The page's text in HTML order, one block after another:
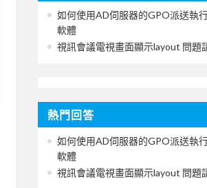
如何使用AD伺服器的GPO派送執
軟體
視訊會議電視畫面顯示layout 問題
熱門回答
如何使用AD伺服器的GPO派送執
軟體
視訊會議電視畫面顯示layout 問題